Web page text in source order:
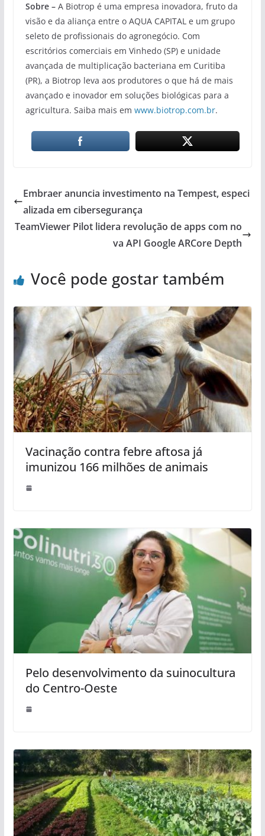
Sobre –A Biotrop é uma empresa inovadora, fruto da
visão e da aliança entre o AQUA CAPITAL e um grupo
seleto de profissionais do agronegócio. Com
escritórios comerciais em Vinhedo (SP) e unidade
avançada de multiplicação bacteriana em Curitiba
(PR), a Biotrop leva aos produtores o que há de mais
avançado e inovador em soluções biológicas para a
agricultura. Saiba mais em www.biotrop.com.br.
Embraer anuncia investimento na Tempest, especi
alizada em cibersegurança
TeamViewer Pilot lidera revolução de apps com no
va API Google ARCore Depth
Você pode gostar também
Vacinação contra febre aftosa já
imunizou 166 milhões de animais
Pelo desenvolvimento da suinocultura
do Centro-Oeste